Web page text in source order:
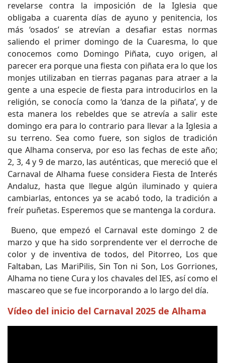
revelarse contra la imposición de la Iglesia que
obligaba a cuarenta días de ayuno y penitencia, los
más ‘osados’ se atrevían a desafiar estas normas
saliendo el primer domingo de la Cuaresma, lo que
conocemos como Domingo Piñata, cuyo origen, al
parecer era porque una fiesta con piñata era lo que los
monjes utilizaban en tierras paganas para atraer a la
gente a una especie de fiesta para introducirlos en la
religión, se conocía como la ‘danza de la piñata’, y de
esta manera los rebeldes que se atrevía a salir este
domingo era para lo contrario para llevar a la Iglesia a
su terreno. Sea como fuere, son siglos de tradición
que Alhama conserva, por eso las fechas de este año;
2, 3, 4 y 9 de marzo, las auténticas, que mereció que el
Carnaval de Alhama fuese considera Fiesta de Interés
Andaluz, hasta que llegue algún iluminado y quiera
cambiarlas, entonces ya se acabó todo, la tradición a
freír puñetas. Esperemos que se mantenga la cordura.
Bueno, que empezó el Carnaval este domingo 2 de
marzo y que ha sido sorprendente ver el derroche de
color y de inventiva de todos, del Pitorreo, Los que
Faltaban, Las MariPilis, Sin Ton ni Son, Los Gorriones,
Alhama no tiene Cura y los chavales del IES, así como el
mascareo que se fue incorporando a lo largo del día.
Vídeo del inicio del Carnaval 2025 de Alhama